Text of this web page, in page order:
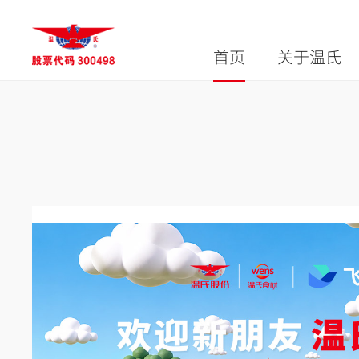
首页 关于温氏